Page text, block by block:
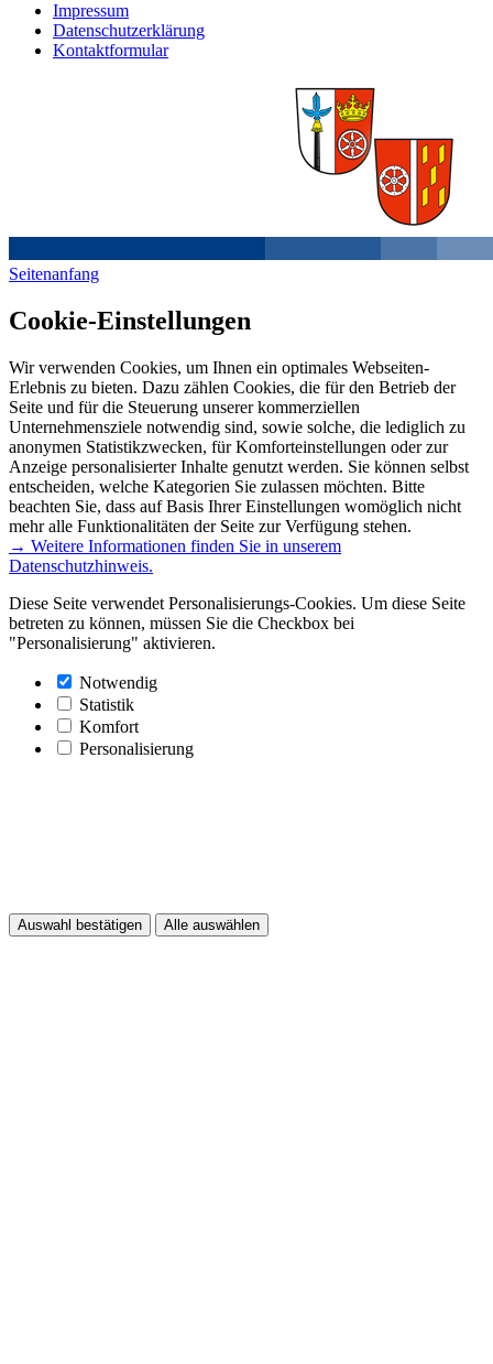
Impressum
Datenschutzerklärung
Kontaktformular
Seitenanfang
Cookie-Einstellungen
Wir verwenden Cookies, um Ihnen ein optimales Webseiten-
Erlebnis zu bieten. Dazu zählen Cookies, die für den Betrieb der
Seite und für die Steuerung unserer kommerziellen
Unternehmensziele notwendig sind, sowie solche, die lediglich zu
anonymen Statistikzwecken, für Komforteinstellungen oder zur
Anzeige personalisierter Inhalte genutzt werden. Sie können selbst
entscheiden, welche Kategorien Sie zulassen möchten. Bitte
beachten Sie, dass auf Basis Ihrer Einstellungen womöglich nicht
mehr alle Funktionalitäten der Seite zur Verfügung stehen.
→ Weitere Informationen finden Sie in unserem
Datenschutzhinweis.
Diese Seite verwendet Personalisierungs-Cookies. Um diese Seite
betreten zu können, müssen Sie die Checkbox bei
"Personalisierung" aktivieren.
Notwendig
Statistik
Komfort
Personalisierung
Auswahl bestätigen Alle auswählen